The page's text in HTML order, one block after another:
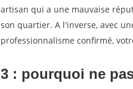
artisan qui a une mauvaise
son quartier. A l'inverse, avec
professionnalisme confirmé,
3 : pourquoi ne